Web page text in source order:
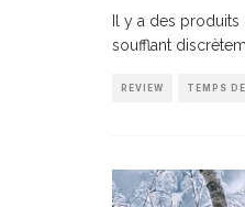
Il y a des
soufflant
REVIEW TEMPS